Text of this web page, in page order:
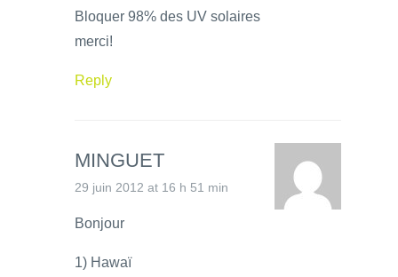
Bloquer 98% des UV solaires
merci!
Reply
MINGUET
29 juin 2012 at 16 h 51 min
Bonjour
1) Hawaï